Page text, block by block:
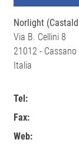
Norlight
Via B. Cellini 8
21012 -
Italia
Tel:
Fax:
Web: